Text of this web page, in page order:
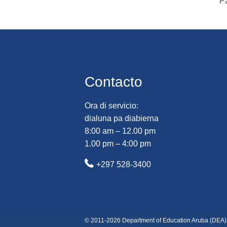
Contacto
Ora di servicio:
dialuna pa diabierna
8:00 am – 12.00 pm
1.00 pm – 4:00 pm
+297 528-3400
© 2011-2026 Department of Education Aruba (DEA)